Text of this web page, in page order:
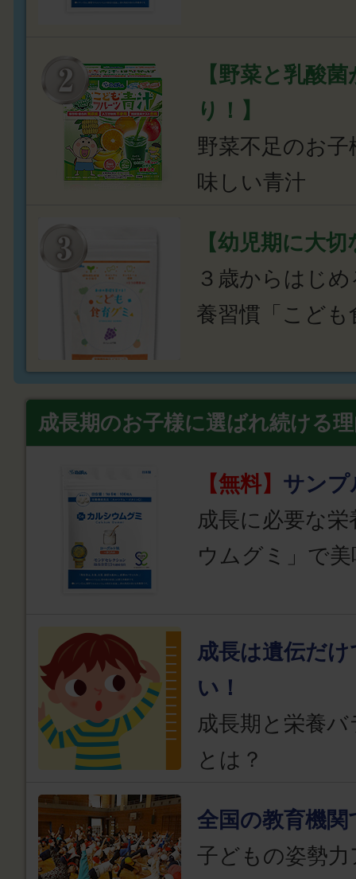
【野菜と乳酸
り！】
野菜不足のお
味しい青汁
【幼児期に大
３歳からはじ
養習慣「こども
成長期のお子様に選ばれ続ける
【無料】 サンプ
成長に必要な
ウムグミ」で
成長は遺伝だ
い！
成長期と栄養
とは？
全国の教育機関
子どもの姿勢